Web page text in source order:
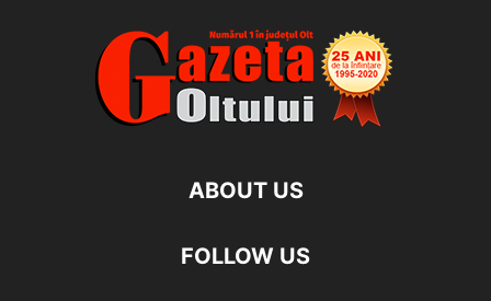
ABOUT US
FOLLOW US